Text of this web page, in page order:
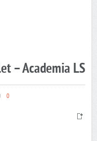
– Academia LS
0